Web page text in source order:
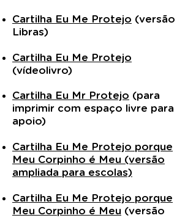
Cartilha Eu Me Protejo (versão
Libras)
Cartilha Eu Me Protejo
(vídeolivro)
Cartilha Eu Mr Protejo (para
imprimir com espaço livre para
apoio)
Cartilha Eu Me Protejo porque
Meu Corpinho é Meu (versão
ampliada para escolas)
Cartilha Eu Me Protejo porque
Meu Corpinho é Meu (versão